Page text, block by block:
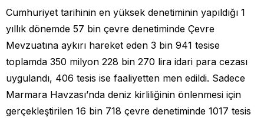
Cumhuriyet tarihinin en yüksek denetiminin yapıldığı 1
yıllık dönemde 57 bin çevre denetiminde Çevre
Mevzuatına aykırı hareket eden 3 bin 941 tesise
toplamda 350 milyon 228 bin 270 lira idari para cezası
uygulandı, 406 tesis ise faaliyetten men edildi. Sadece
Marmara Havzası’nda deniz kirliliğinin önlenmesi için
gerçekleştirilen 16 bin 718 çevre denetiminde 1017 tesis